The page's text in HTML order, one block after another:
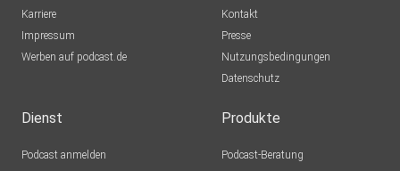
Karriere
Impressum
Werben auf podcast.de
Kontakt
Presse
Nutzungsbedingungen
Datenschutz
Dienst
Podcast anmelden
Produkte
Podcast-Beratung